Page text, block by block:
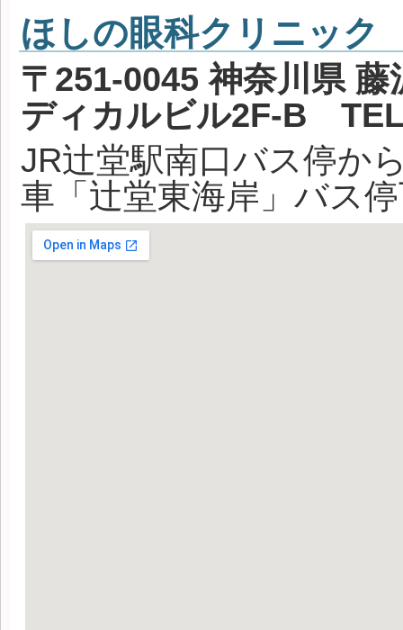
ほしの眼科クリニック
〒251-0045 神奈川県
ディカルビル2F-B
JR辻堂駅南口バス停か
車「辻堂東海岸」バス